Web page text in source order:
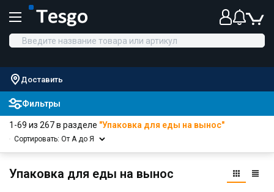
Доставить
Фильтры
1-69 из 267 в разделе "Упаковка для еды на вынос"
Сортировать: От А до Я
Упаковка для еды на вынос